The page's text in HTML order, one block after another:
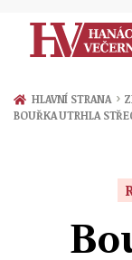
Zprávy
Ekonomika
HLAVNÍ STRANA ›
BOUŘKA UTRHLA